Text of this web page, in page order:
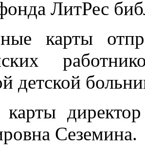
ЛитРес
карты
детской
карты
Сеземина.